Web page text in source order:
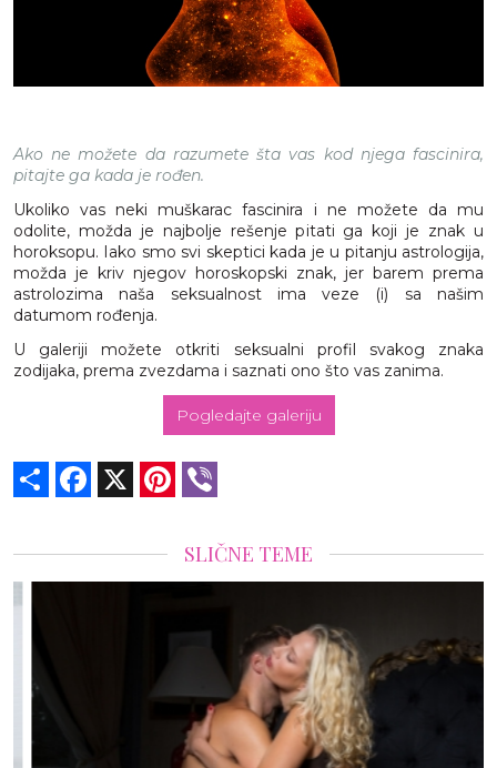
Ako ne možete da razumete šta vas kod njega fascinira,
pitajte ga kada je rođen.
Ukoliko vas neki muškarac fascinira i ne možete da mu
odolite, možda je najbolje rešenje pitati ga koji je znak u
horoksopu. Iako smo svi skeptici kada je u pitanju astrologija,
možda je kriv njegov horoskopski znak, jer barem prema
astrolozima naša seksualnost ima veze (i) sa našim
datumom rođenja.
U galeriji možete otkriti seksualni profil svakog znaka
zodijaka, prema zvezdama i saznati ono što vas zanima.
Pogledajte galeriju
Share Facebook Pinterest
SLIČNE TEME